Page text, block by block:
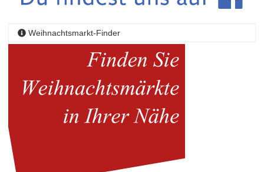
Weihnachtsmarkt-Finder